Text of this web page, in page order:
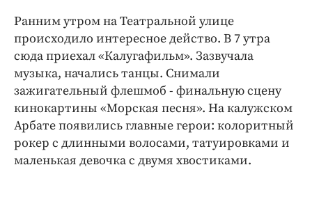
Ранним утром на Театральной улице
происходило интересное действо. В 7 утра
сюда приехал «Калугафильм». Зазвучала
музыка, начались танцы. Снимали
зажигательный флешмоб - финальную сцену
кинокартины «Морская песня». На калужском
Арбате появились главные герои: колоритный
рокер с длинными волосами, татуировками и
маленькая девочка с двумя хвостиками.